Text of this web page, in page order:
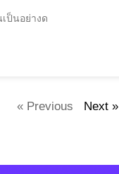
ป็นอย่างด
« Previous Next »